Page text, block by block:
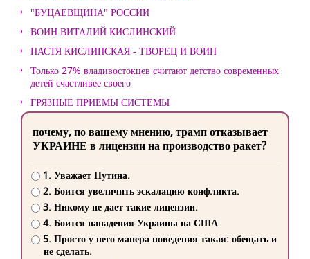
"БУЦАЕВЩИНА" РОССИИ
ВОИН ВИТАЛИЙ КИСЛИНСКИЙ
НАСТЯ КИСЛИНСКАЯ - ТВОРЕЦ И ВОИН
Только 27% владивостокцев считают детство современных
детей счастливее своего
ГРЯЗНЫЕ ПРИЕМЫ СИСТЕМЫ
почему, по вашему мнению, трамп отказывает
УКРАИНЕ в лицензии на производство ракет?
1. Уважает Путина.
2. Боится увеличить эскалацию конфликта.
3. Никому не дает такие лицензии.
4. Боится нападения Украины на США
5. Просто у него манера поведения такая: обещать и
не сделать.